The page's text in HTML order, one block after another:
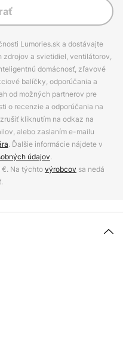
Lumories.sk a dostávajte
a svietidiel, ventilátorov,
domácnosť, zľavové
balíčky, odporúčania a
od možných partnerov pre
o recenzie a odporúčania na
kliknutím na odkaz na
alebo zaslaním e-mailu
. Ďalšie informácie nájdete v
údajov.
€. Na týchtovýrobcov sa nedá